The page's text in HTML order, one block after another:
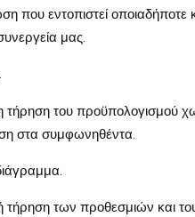
που εντοπιστεί οποιαδήποτε
μας.
τήρηση του προϋπολογισμού
στα συμφωνηθέντα.
τήρηση των προθεσμιών και